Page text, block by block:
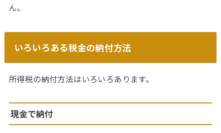
ん。
いろいろある税金の納付方法
所得税の納付方法はいろいろあります。
現金で納付